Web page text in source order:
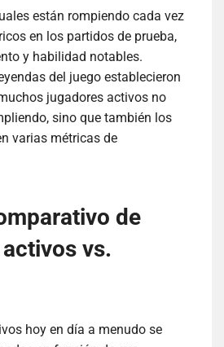
están rompiendo cada vez
en los partidos de prueba,
y habilidad notables.
del juego establecieron
jugadores activos no
sino que también los
varias métricas de
de
vs.
hoy en día a menudo se